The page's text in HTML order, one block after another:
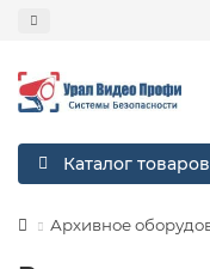
Каталог товаров
Архивное